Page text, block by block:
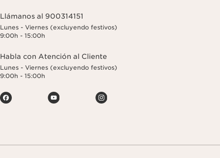
Llámanos al 900314151
Lunes - Viernes (excluyendo festivos)
9:00h - 15:00h
Habla con Atención al Cliente
Lunes - Viernes (excluyendo festivos)
9:00h - 15:00h